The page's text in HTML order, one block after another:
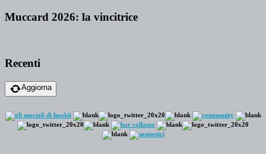
Muccard 2026: la vincitrice
Recenti
Aggiorna